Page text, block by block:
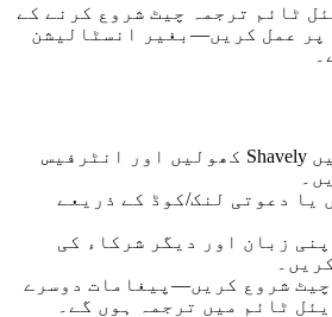
ٹائم ترجمہ چیٹ شروع کرنے کے
پر عمل کریں—بغیر انسٹالیشن
اپنے براؤزر میں Shavely کھولیں اور انٹرفیس
یا دعوتی لنک/کوڈ کے ذریعے
زبان اور دیگر شرکاء کی
چیٹ شروع کریں—پیغامات دوسرے
ٹائم میں ترجمہ ہوں گے۔